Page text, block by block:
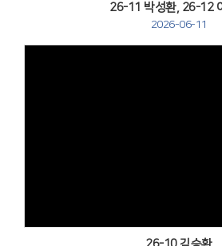
26-11 박성환, 26-12
2026-06-11